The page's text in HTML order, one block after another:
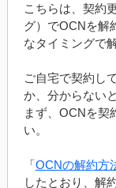
こちらは、契約
グ）でOCNを解
なタイミングで
ご自宅で契約し
か、分からない
まず、OCNを契
い。
「OCNの解約方
したとおり、解